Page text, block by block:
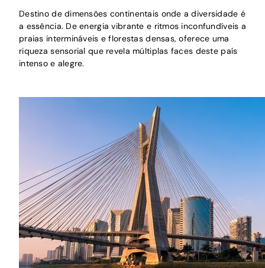
Destino de dimensões continentais onde a diversidade é
a essência. De energia vibrante e ritmos inconfundíveis a
praias intermináveis e florestas densas, oferece uma
riqueza sensorial que revela múltiplas faces deste país
intenso e alegre.